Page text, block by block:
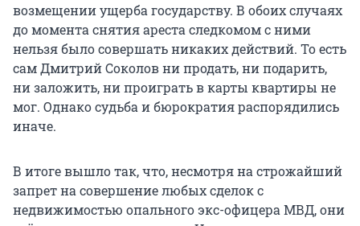
возмещении ущерба государству. В обоих случаях
до момента снятия ареста следкомом с ними
нельзя было совершать никаких действий. То есть
сам Дмитрий Соколов ни продать, ни подарить,
ни заложить, ни проиграть в карты квартиры не
мог. Однако судьба и бюрократия распорядились
иначе.
В итоге вышло так, что, несмотря на строжайший
запрет на совершение любых сделок с
недвижимостью опального экс-офицера МВД, они